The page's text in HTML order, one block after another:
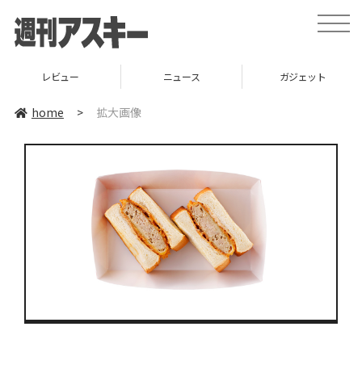
toggle
レビュー ニュース ガジェット
home > 拡大画像